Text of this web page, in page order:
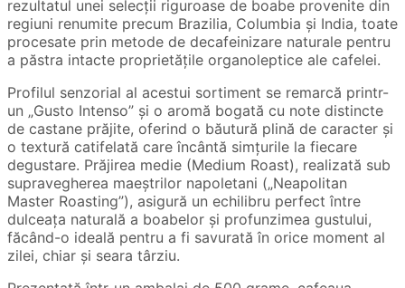
rezultatul unei selecții riguroase de boabe provenite din
regiuni renumite precum Brazilia, Columbia și India, toate
procesate prin metode de decafeinizare naturale pentru
a păstra intacte proprietățile organoleptice ale cafelei.
Profilul senzorial al acestui sortiment se remarcă printr-
un „Gusto Intenso” și o aromă bogată cu note distincte
de castane prăjite, oferind o băutură plină de caracter și
o textură catifelată care încântă simțurile la fiecare
degustare. Prăjirea medie (Medium Roast), realizată sub
supravegherea maeștrilor napoletani („Neapolitan
Master Roasting”), asigură un echilibru perfect între
dulceața naturală a boabelor și profunzimea gustului,
făcând-o ideală pentru a fi savurată în orice moment al
zilei, chiar și seara târziu.